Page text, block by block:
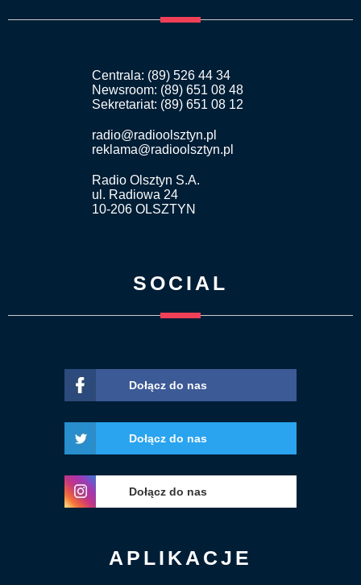
Centrala: (89) 526 44 34
Newsroom: (89) 651 08 48
Sekretariat: (89) 651 08 12
radio@radioolsztyn.pl
reklama@radioolsztyn.pl
Radio Olsztyn S.A.
ul. Radiowa 24
10-206 OLSZTYN
SOCIAL
Dołącz do nas
Dołącz do nas
Dołącz do nas
APLIKACJE